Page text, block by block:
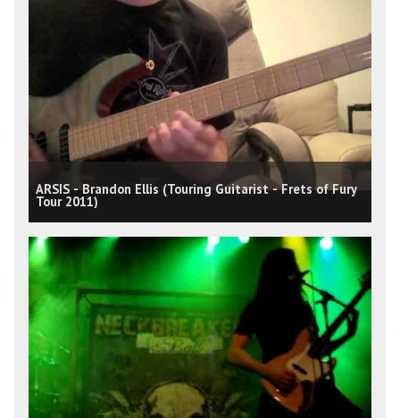
ARSIS - Brandon Ellis (Touring Guitarist - Frets of Fury
Tour 2011)